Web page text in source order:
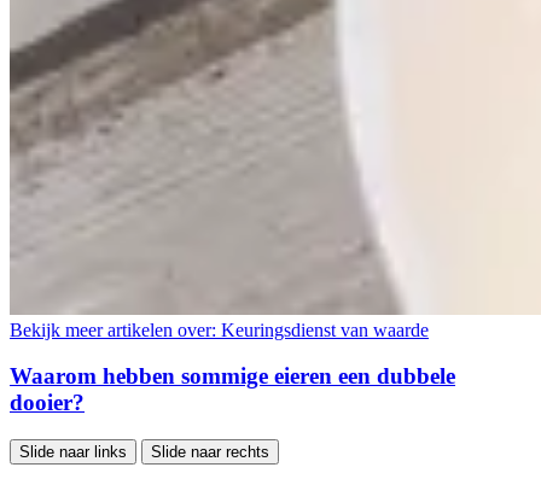
Bekijk meer artikelen over: Keuringsdienst van waarde
Waarom hebben sommige eieren een dubbele
dooier?
Slide naar links Slide naar rechts